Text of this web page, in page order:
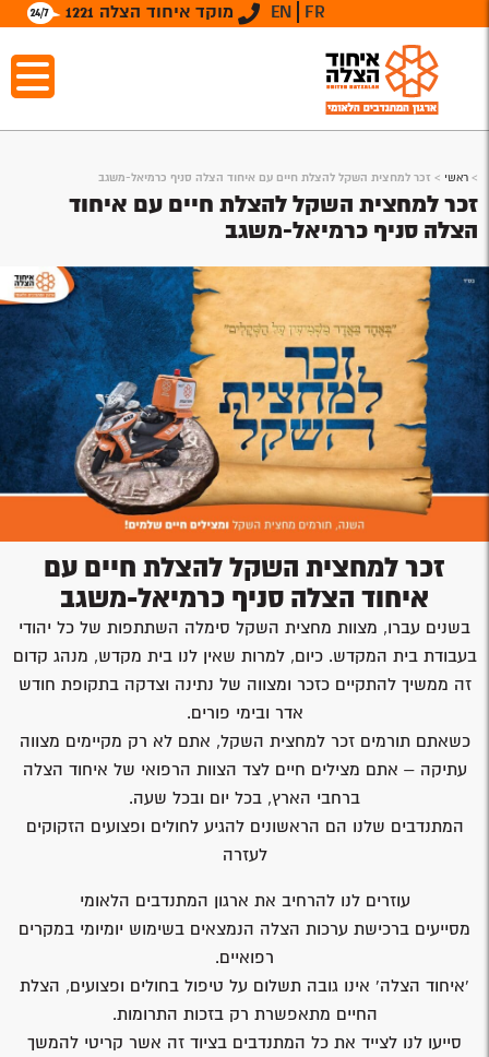
מוקד איחוד הצלה 1221 EN FR
> ראשי > זכר למחצית השקל להצלת חיים עם איחוד הצלה סניף כרמיאל-משגב
זכר למחצית השקל להצלת חיים עם איחוד
הצלה סניף כרמיאל-משגב
זכר למחצית השקל להצלת חיים עם
איחוד הצלה סניף כרמיאל-משגב
בשנים עברו, מצוות מחצית השקל סימלה השתתפות של כל יהודי
בעבודת בית המקדש. כיום, למרות שאין לנו בית מקדש, מנהג קדום
זה ממשיך להתקיים כזכר ומצווה של נתינה וצדקה בתקופת חודש
אדר ובימי פורים.
כשאתם תורמים זכר למחצית השקל, אתם לא רק מקיימים מצווה
עתיקה – אתם מצילים חיים לצד הצוות הרפואי של איחוד הצלה
ברחבי הארץ, בכל יום ובכל שעה.
המתנדבים שלנו הם הראשונים להגיע לחולים ופצועים הזקוקים
לעזרה
עוזרים לנו להרחיב את ארגון המתנדבים הלאומי
מסייעים ברכישת ערכות הצלה הנמצאים בשימוש יומיומי במקרים
רפואיים.
'איחוד הצלה' אינו גובה תשלום על טיפול בחולים ופצועים, הצלת
החיים מתאפשרת רק בזכות התרומות.
סייעו לנו לצייד את כל המתנדבים בציוד זה אשר קריטי להמשך